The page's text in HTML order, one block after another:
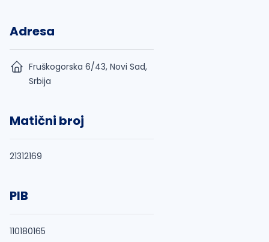
Adresa
Fruškogorska 6/43, Novi Sad,
Srbija
Matični broj
21312169
PIB
110180165